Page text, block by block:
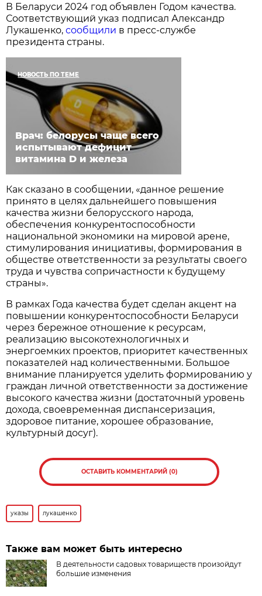
В Беларуси 2024 год объявлен Годом качества.
Соответствующий указ подписал Александр
Лукашенко,сообщили в пресс-службе
президента страны.
НОВОСТЬ ПО ТЕМЕ
Врач: белорусы чаще всего
испытывают дефицит
витамина D и железа
Как сказано в сообщении, «данное решение
принято в целях дальнейшего повышения
качества жизни белорусского народа,
обеспечения конкурентоспособности
национальной экономики на мировой арене,
стимулирования инициативы, формирования в
обществе ответственности за результаты своего
труда и чувства сопричастности к будущему
страны».
В рамках Года качества будет сделан акцент на
повышении конкурентоспособности Беларуси
через бережное отношение к ресурсам,
реализацию высокотехнологичных и
энергоемких проектов, приоритет качественных
показателей над количественными. Большое
внимание планируется уделить формированию у
граждан личной ответственности за достижение
высокого качества жизни (достаточный уровень
дохода, своевременная диспансеризация,
здоровое питание, хорошее образование,
культурный досуг).
ОСТАВИТЬ КОММЕНТАРИЙ (0)
указы лукашенко
Также вам может быть интересно
В деятельности садовых товариществ произойдут
большие изменения